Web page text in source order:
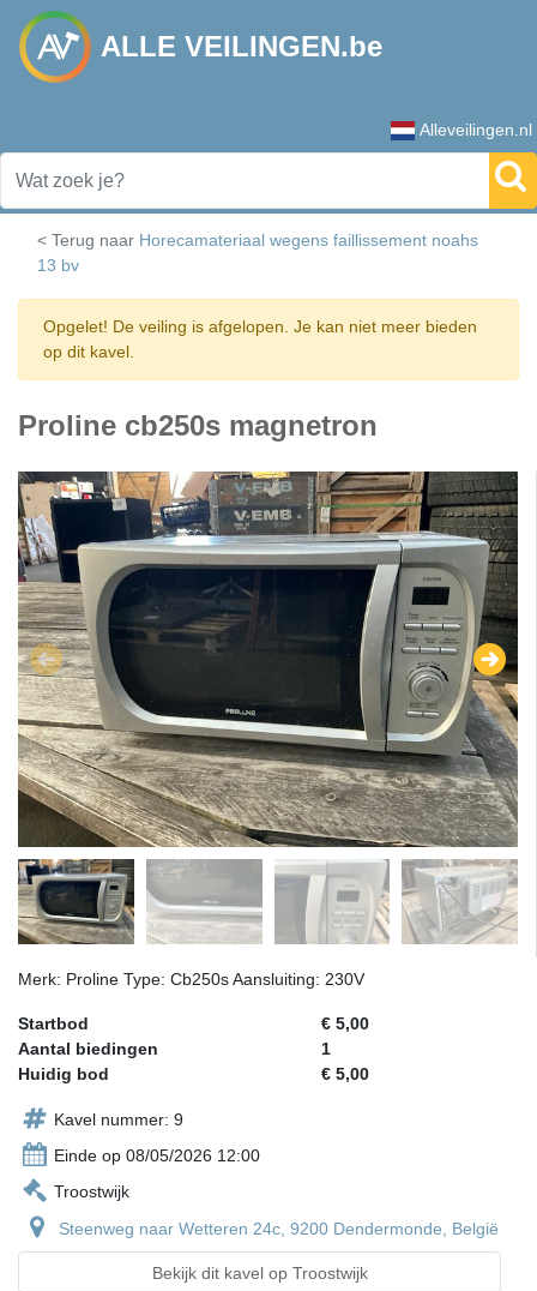
ALLE VEILINGEN.be
Alleveilingen.nl
< Terug naar Horecamateriaal wegens faillissement noahs
13 bv
Opgelet! De veiling is afgelopen. Je kan niet meer bieden
op dit kavel.
Proline cb250s magnetron
Merk: Proline Type: Cb250s Aansluiting: 230V
Startbod
€ 5,00
Aantal biedingen
1
Huidig bod
€ 5,00
Kavel nummer: 9
Einde op 08/05/2026 12:00
Troostwijk
Steenweg naar Wetteren 24c, 9200 Dendermonde, België
Bekijk dit kavel op Troostwijk